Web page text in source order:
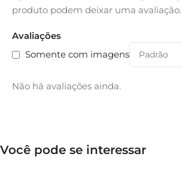
Avaliações
Somente com imagens
Não há avaliações ainda.
produto podem deixar uma avaliação.
Você pode se interessar